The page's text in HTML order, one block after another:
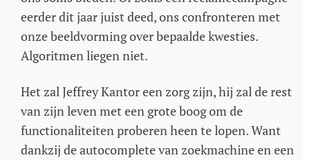
eerder dit jaar juist deed, ons confronteren met
onze beeldvorming over bepaalde kwesties.
Algoritmen liegen niet.
Het zal Jeffrey Kantor een zorg zijn, hij zal de rest
van zijn leven met een grote boog om de
functionaliteiten proberen heen te lopen. Want
dankzij de autocomplete van zoekmachine en een